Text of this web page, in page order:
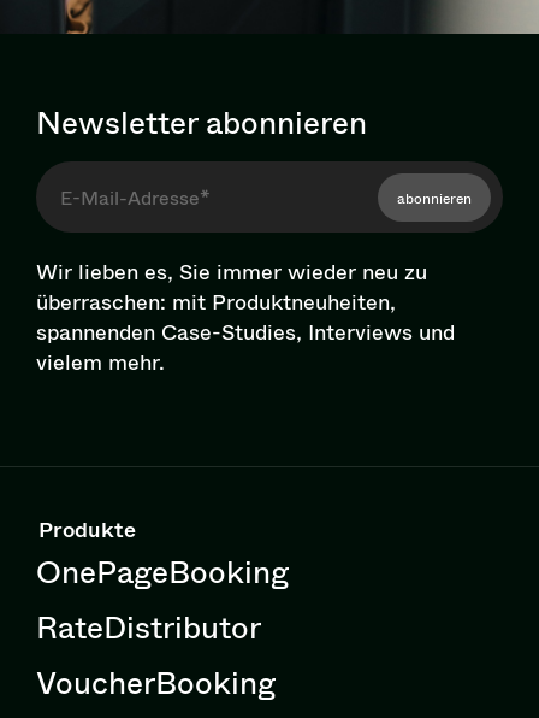
Newsletter abonnieren
abonnieren
Wir lieben es, Sie immer wieder neu zu
überraschen: mit Pro­dukt­neu­hei­ten,
spannenden Case-Studies, Interviews und
vielem mehr.
Produkte
OnePageBooking
RateDistributor
VoucherBooking